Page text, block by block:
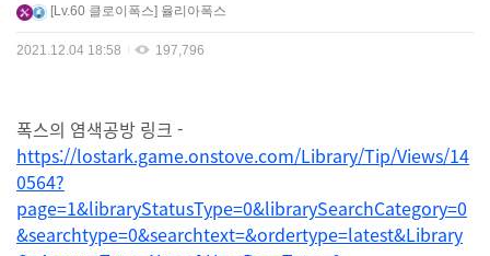
Lv.60 클로이폭스 율리아폭스
2021.12.04 18:58 197,796
폭스의 염색공방 링크 -
https://lostark.game.onstove.com/Library/Tip/Views/14
0564?
page=1&libraryStatusType=0&librarySearchCategory=0
&searchtype=0&searchtext=&ordertype=latest&Library